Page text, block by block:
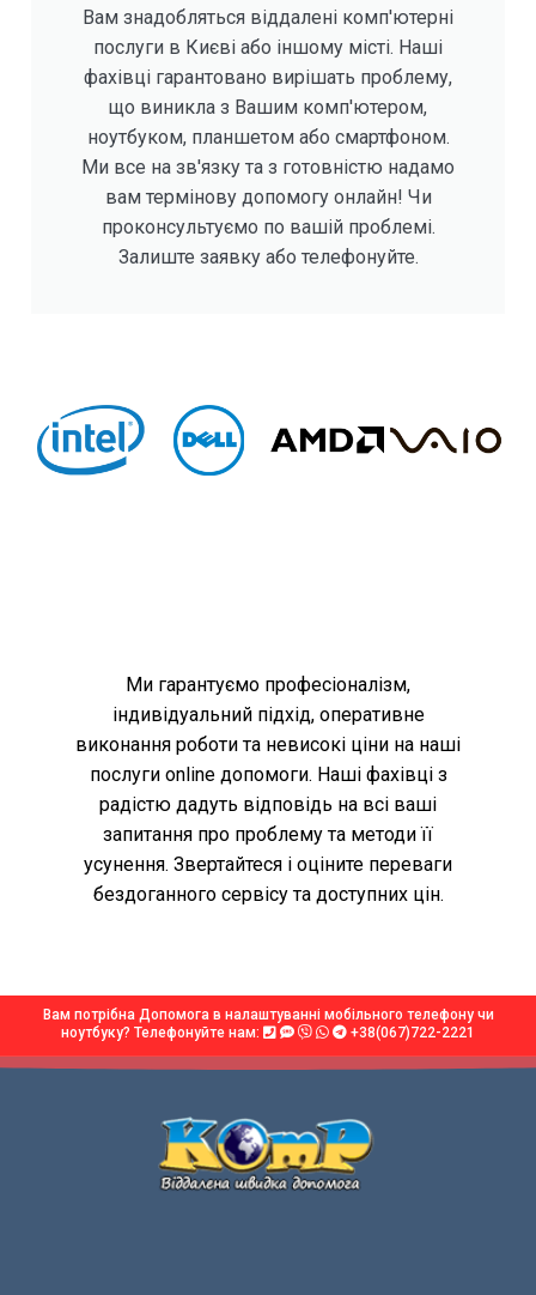
Вам знадобляться віддалені комп'ютерні
послуги в Києві або іншому місті. Наші
фахівці гарантовано вирішать проблему,
що виникла з Вашим комп'ютером,
ноутбуком, планшетом або смартфоном.
Ми все на зв'язку та з готовністю надамо
вам термінову допомогу онлайн! Чи
проконсультуємо по вашій проблемі.
Залиште заявку або телефонуйте.
Ми гарантуємо професіоналізм,
індивідуальний підхід, оперативне
виконання роботи та невисокі ціни на наші
послуги online допомоги. Наші фахівці з
радістю дадуть відповідь на всі ваші
запитання про проблему та методи її
усунення. Звертайтеся і оціните переваги
бездоганного сервісу та доступних цін.
Вам потрібна Допомога в налаштуванні мобільного телефону чи
ноутбуку? Телефонуйте нам:
+38(067)722-2221